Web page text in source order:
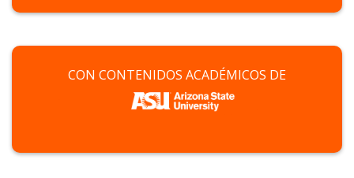
CON CONTENIDOS ACADÉMICOS DE